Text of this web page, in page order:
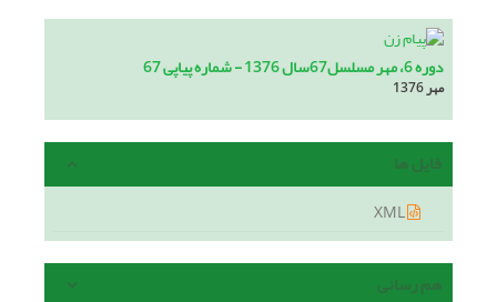
دوره 6، مهر مسلسل67سال 1376 - شماره پیاپی 67
مهر 1376
فایل ها
هم رسانی